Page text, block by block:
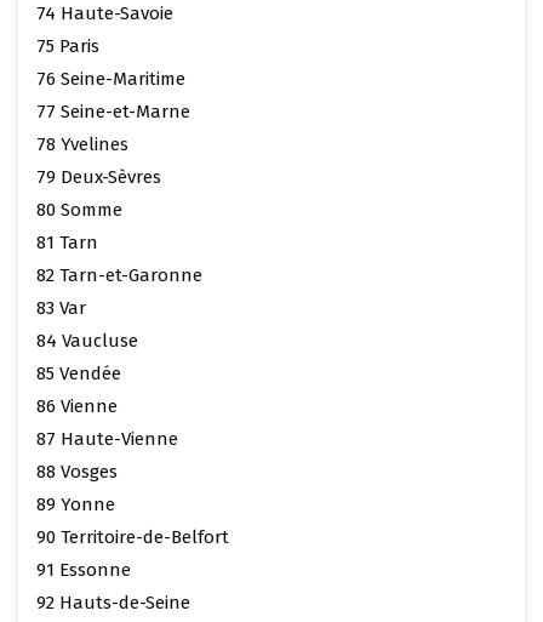
74 Haute-Savoie
75 Paris
76 Seine-Maritime
77 Seine-et-Marne
78 Yvelines
79 Deux-Sèvres
80 Somme
81 Tarn
82 Tarn-et-Garonne
83 Var
84 Vaucluse
85 Vendée
86 Vienne
87 Haute-Vienne
88 Vosges
89 Yonne
90 Territoire-de-Belfort
91 Essonne
92 Hauts-de-Seine